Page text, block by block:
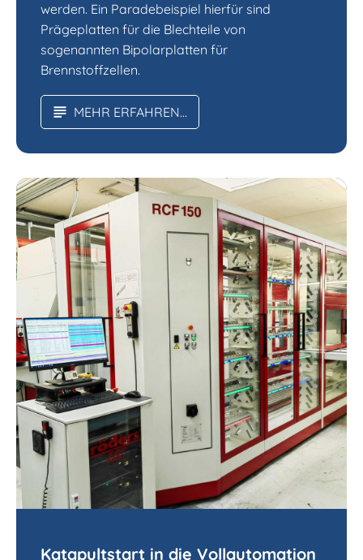
werden. Ein Paradebeispiel hierfür sind
Prägeplatten für die Blechteile von
sogenannten Bipolarplatten für
Brennstoffzellen.
MEHR ERFAHREN...
Katapultstart in die Vollautomation